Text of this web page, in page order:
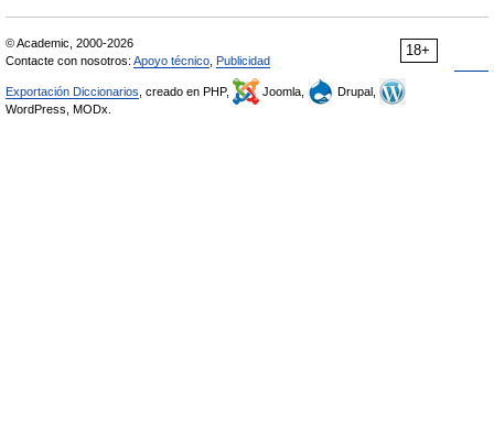
18+
© Academic, 2000-2026
Contacte con nosotros: Apoyo técnico Publicidad
Exportación Diccionarios , creado en PHP, Joomla,
Drupal,
WordPress, MODx.